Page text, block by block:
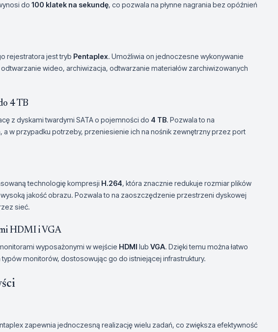
do 100 klatek na sekundę, co pozwala na płynne nagrania bez opóźnień
rejestratora jest tryb Pentaplex. Umożliwia on jednoczesne wykonywanie
wideo, archiwizacja, odtwarzanie materiałów zarchiwizowanych
4 TB
z dyskami twardymi SATA o pojemności do 4 TB. Pozwala to na
w przypadku potrzeby, przeniesienie ich na nośnik zewnętrzny przez port
technologię kompresji H.264, która znacznie redukuje rozmiar plików
jakość obrazu. Pozwala to na zaoszczędzenie przestrzeni dyskowej
sieć.
HDMI i VGA
wyposażonymi w wejście HDMI lub VGA. Dzięki temu można łatwo
monitorów, dostosowując go do istniejącej infrastruktury.
zapewnia jednoczesną realizację wielu zadań, co zwiększa efektywność